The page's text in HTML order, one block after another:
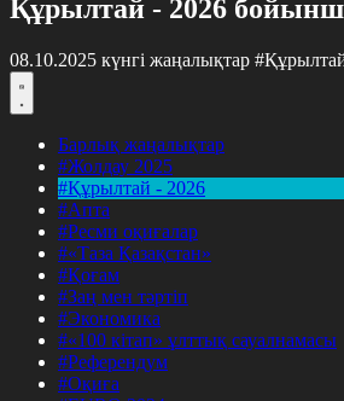
Құрылтай - 2026
08.10.2025 күнгі жаңалықтар
Барлық жаңалықтар
#Жолдау 2025
#Құрылтай - 2026
#Апта
#Ресми оқиғалар
#«Таза Қазақстан»
#Қоғам
#Заң мен тәртіп
#Экономика
#«100 кітап» ұлттық сауалнамасы
#Референдум
#Оқиға